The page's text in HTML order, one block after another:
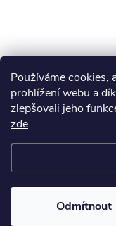
Používáme cookies,
prohlížení webu a
zlepšovali jeho
zde.
Odmítnout